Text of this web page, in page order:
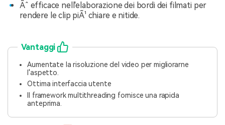
Ãˆ efficace nell'elaborazione dei bordi dei filmati per
rendere le clip piÃ¹ chiare e nitide.
Vantaggi
Aumentate la risoluzione del video per migliorarne
l'aspetto.
Ottima interfaccia utente
Il framework multithreading fornisce una rapida
anteprima.